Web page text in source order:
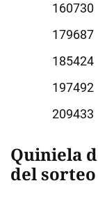
0730
9687
5424
7492
9433
Quiniela
del sorteo